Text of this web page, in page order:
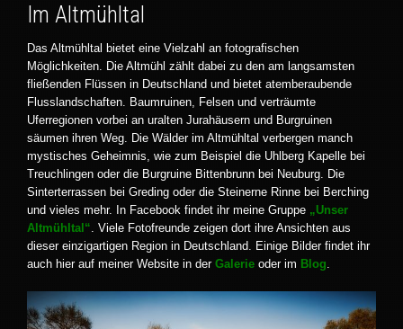
Im Altmühltal
Das Altmühltal bietet eine Vielzahl an fotografischen
Möglichkeiten. Die Altmühl zählt dabei zu den am langsamsten
fließenden Flüssen in Deutschland und bietet atemberaubende
Flusslandschaften. Baumruinen, Felsen und verträumte
Uferregionen vorbei an uralten Jurahäusern und Burgruinen
säumen ihren Weg. Die Wälder im Altmühltal verbergen manch
mystisches Geheimnis, wie zum Beispiel die Uhlberg Kapelle bei
Treuchlingen oder die Burgruine Bittenbrunn bei Neuburg. Die
Sinterterrassen bei Greding oder die Steinerne Rinne bei Berching
und vieles mehr. In Facebook findet ihr meine Gruppe „Unser
Altmühltal“ . Viele Fotofreunde zeigen dort ihre Ansichten aus
dieser einzigartigen Region in Deutschland. Einige Bilder findet ihr
auch hier auf meiner Website in der Galerie oder im Blog